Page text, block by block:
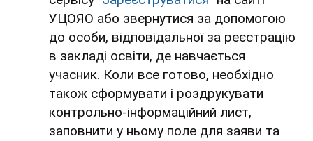
УЦОЯО або звернутися за допомогою
до особи, відповідальної за реєстрацію
в закладі освіти, де навчається
учасник. Коли все готово, необхідно
також сформувати і роздрукувати
контрольно-інформаційний лист,
заповнити у ньому поле для заяви та